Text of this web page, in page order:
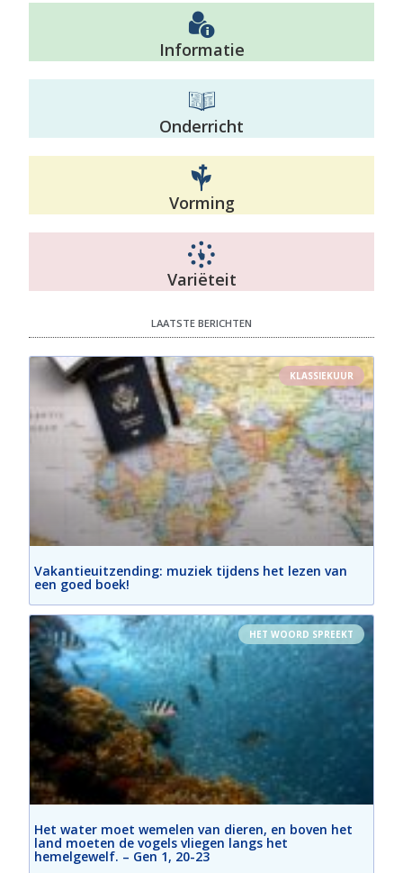
Informatie
Onderricht
Vorming
Variëteit
LAATSTE BERICHTEN
KLASSIEKUUR
Vakantieuitzending: muziek tijdens het lezen van
een goed boek!
HET WOORD SPREEKT
Het water moet wemelen van dieren, en boven het
land moeten de vogels vliegen langs het
hemelgewelf. – Gen 1, 20-23